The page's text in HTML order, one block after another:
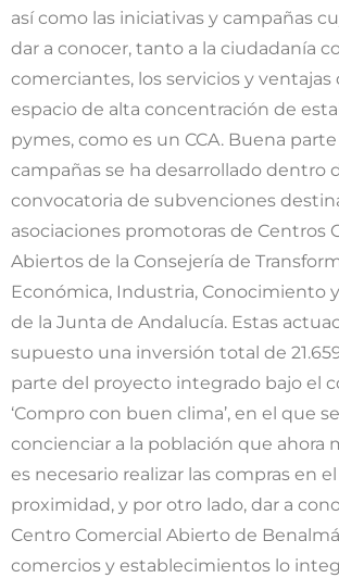
así como las iniciativas y campañas
dar a conocer, tanto a la ciudadanía
comerciantes, los servicios y
espacio de alta concentración de
pymes, como es un CCA. Buena
campañas se ha desarrollado dentro
convocatoria de subvenciones
asociaciones promotoras de Centros
Abiertos de la Consejería de
Económica, Industria, Conocimiento
de la Junta de Andalucía. Estas
supuesto una inversión total de
parte del proyecto integrado bajo el
‘Compro con buen clima’, en el que
concienciar a la población que ahora
es necesario realizar las compras en
proximidad, y por otro lado, dar a
Centro Comercial Abierto de
comercios y establecimientos lo